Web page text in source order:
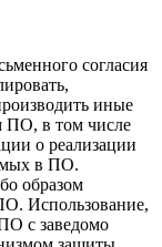
согласия
иные
ПО, в том числе
о реализации
в ПО.
образом
Использование,
с заведомо